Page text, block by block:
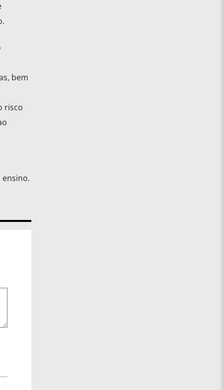
bem
risco